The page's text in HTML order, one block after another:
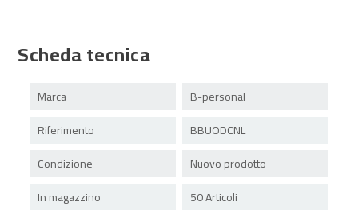
Scheda tecnica
Marca
B-personal
Riferimento
BBUODCNL
Condizione
Nuovo prodotto
In magazzino
50 Articoli